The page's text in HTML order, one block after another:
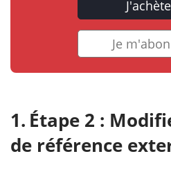
J'achète
Je
Étape 2 :
de référence